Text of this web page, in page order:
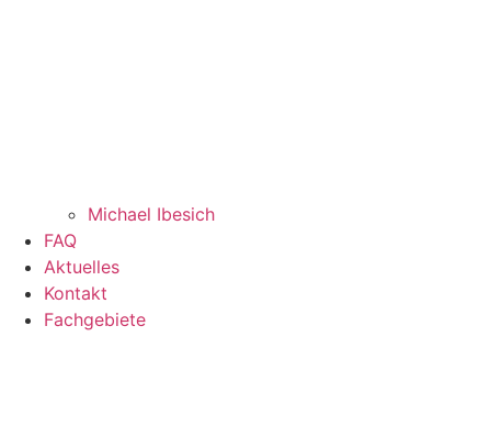
Michael Ibesich
FAQ
Aktuelles
Kontakt
Fachgebiete